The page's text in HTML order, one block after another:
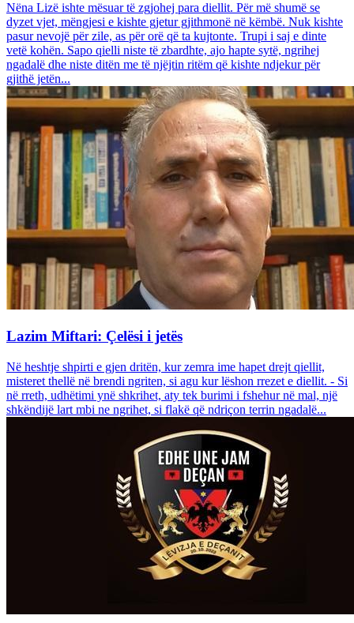
Nëna Lizë ishte mësuar të zgjohej para diellit. Për më shumë se
dyzet vjet, mëngjesi e kishte gjetur gjithmonë në këmbë. Nuk kishte
pasur nevojë për zile, as për orë që ta kujtonte. Trupi i saj e dinte
vetë kohën. Sapo qielli niste të zbardhte, ajo hapte sytë, ngrihej
ngadalë dhe niste ditën me të njëjtin ritëm që kishte ndjekur për
gjithë jetën...
Lazim Miftari: Çelësi i jetës
Në heshtje shpirti e gjen dritën, kur zemra ime hapet drejt qiellit,
misteret thellë në brendi ngriten, si agu kur lëshon rrezet e diellit. - Si
në rreth, udhëtimi ynë shkrihet, aty tek burimi i fshehur në mal, një
shkëndijë lart mbi ne ngrihet, si flakë që ndriçon terrin ngadalë...